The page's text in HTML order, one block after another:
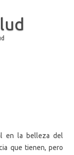
en la belleza del
que tienen, pero